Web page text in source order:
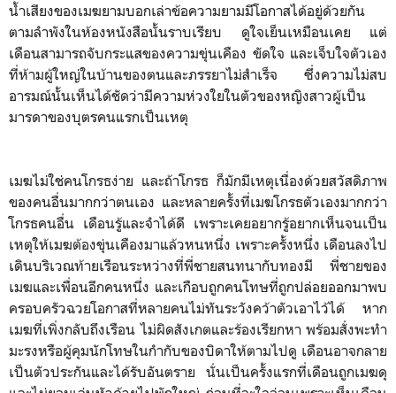
น้ำเสียงของเมฆยามบอกเล่าข้อความยามมีโอกาสได้อยู่ด้วยกัน
ตามลำพังในห้องหนังสือนั้นราบเรียบ ดูใจเย็นเหมือนเคย แต่
เดือนสามารถจับกระแสของความขุ่นเคือง ขัดใจ และเจ็บใจตัวเอง
ที่ห้ามผู้ใหญ่ในบ้านของตนและภรรยาไม่สำเร็จ ซึ่งความไม่สบ
อารมณ์นั้นเห็นได้ชัดว่ามีความห่วงใยในตัวของหญิงสาวผู้เป็น
มารดาของบุตรคนแรกเป็นเหตุ
เมฆไม่ใช่คนโกรธง่าย และถ้าโกรธ ก็มักมีเหตุเนื่องด้วยสวัสดิภาพ
ของคนอื่นมากกว่าตนเอง และหลายครั้งที่เมฆโกรธตัวเองมากกว่า
โกรธคนอื่น เดือนรู้และจำได้ดี เพราะเคยอยากรู้อยากเห็นจนเป็น
เหตุให้เมฆต้องขุ่นเคืองมาแล้วหนหนึ่ง เพราะครั้งหนึ่ง เดือนลงไป
เดินบริเวณท้ายเรือนระหว่างที่พี่ชายสนทนากับทองมี พี่ชายของ
เมฆและเพื่อนอีกคนหนึ่ง และเกือบถูกคนโทษที่ถูกปล่อยออกมาพบ
ครอบครัวฉวยโอกาสที่หลายคนไม่ทันระวังคว้าตัวเอาไว้ได้ หาก
เมฆที่เพิ่งกลับถึงเรือน ไม่ผิดสังเกตและร้องเรียกหา พร้อมสั่งพะทำ
มะรงหรือผู้คุมนักโทษในกำกับของบิดาให้ตามไปดู เดือนอาจกลาย
เป็นตัวประกันและได้รับอันตราย นั่นเป็นครั้งแรกที่เดือนถูกเมฆดุ